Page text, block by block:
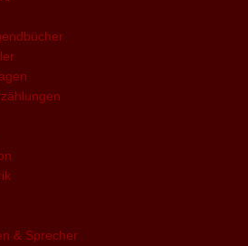
& Sprecher